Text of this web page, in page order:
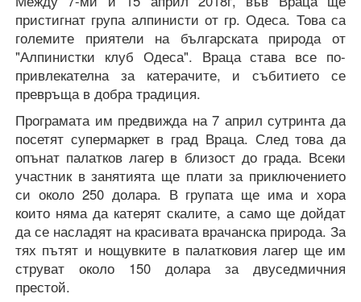
пристигнат група алпинисти от гр. Одеса. Това са
големите приятели на българската природа от
"Алпинистки клуб Одеса". Враца става все по-
привлекателна за катерачите, и събитието се
превръща в добра традиция.
Програмата им предвижда на 7 април сутринта да
посетят супермаркет в град Враца. След това да
опънат палатков лагер в близост до града. Всеки
участник в занятията ще плати за приключението
си около 250 долара. В групата ще има и хора
които няма да катерят скалите, а само ще дойдат
да се насладят на красивата врачанска природа. За
тях пътят и нощувките в палатковия лагер ще им
струват около 150 долара за двуседмичния
престой.